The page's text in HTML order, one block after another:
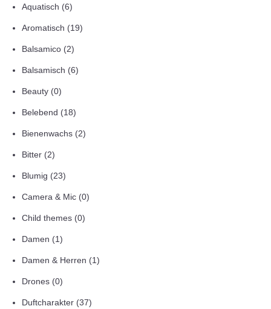
Aquatisch (6)
Aromatisch (19)
Balsamico (2)
Balsamisch (6)
Beauty (0)
Belebend (18)
Bienenwachs (2)
Bitter (2)
Blumig (23)
Camera & Mic (0)
Child themes (0)
Damen (1)
Damen & Herren (1)
Drones (0)
Duftcharakter (37)